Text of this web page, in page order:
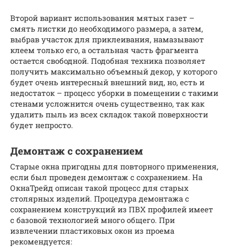
Второй вариант использования мятых газет –
смять листки до необходимого размера, а затем,
выбрав участок для приклеивания, намазывают
клеем только его, а остальная часть фрагмента
остается свободной. Подобная техника позволяет
получить максимально объемный декор, у которого
будет очень интересный внешний вид, но, есть и
недостаток – процесс уборки в помещении с такими
стенами усложнится очень существенно, так как
удалить пыль из всех складок такой поверхности
будет непросто.
Демонтаж с сохранением
Старые окна пригодны для повторного применения,
если был проведен демонтаж с сохранением. На
ОкнаТрейд описан такой процесс для старых
столярных изделий. Процедура демонтажа с
сохранением конструкций из ПВХ профилей имеет
с базовой технологией много общего. При
извлечении пластиковых окон из проема
рекомендуется: